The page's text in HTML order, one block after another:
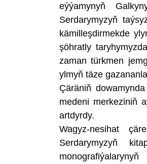
eýýamynyň
Serdarymyzyň
kämilleşdirmekde
şöhratly
zaman türkmen
ylmyň täze
Çäräniň
medeni merkeziniň
artdyrdy.
Wagyz-nesihat
Serdarymyzyň